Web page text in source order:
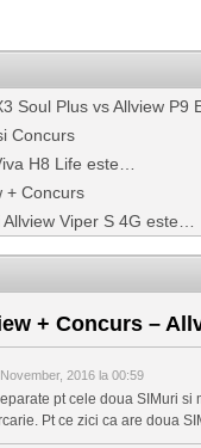
Soul Plus vs Allview P9
Concurs
H8 Life este…
+ Concurs
Viper S 4G este…
+ Concurs –
2016 la 00:59
pt cele doua SIMuri si
Pt ce zici ca are doua